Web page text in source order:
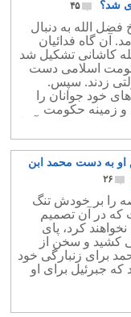
شد؟
۴۵
فضل الله به دنبال
آن گاه فدائیان
کاشانی تشکیل شد
اسلامی دست
زدند. سپس.
خود جوانان را
زمینه حکومت
انجام خمینی آنرا
او به دست محمد ابن
۲۶
را بر خودش تنگ
که در آن تصمیم
کرد، پای
کشید و سخن از
برای زنبارگی خود
که جبرئیل برای او